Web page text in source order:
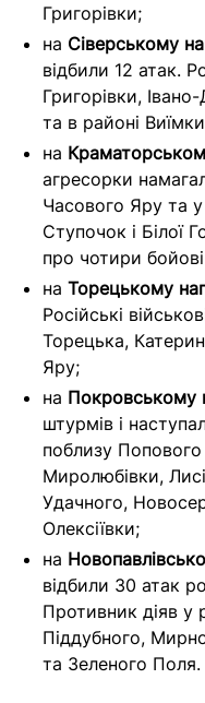
Григорівки;
на Сіверському
відбили 12 атак.
Григорівки,
та в районі
на
агресорки
Часового Яру та
Ступочок і Білої
про чотири бойові
на Торецькому
Російські
Торецька,
Яру;
на Покровському
штурмів і
поблизу
Миролюбівки,
Удачного,
Олексіївки;
на
відбили 30 атак
Противник діяв у
Піддубного,
та Зеленого Поля.